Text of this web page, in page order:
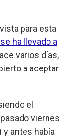
para esta
ha llevado a
varios días,
a aceptar
el
viernes
y antes había